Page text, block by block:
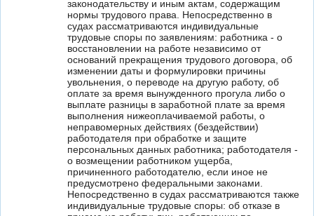
законодательству и иным актам, содержащим
нормы трудового права. Непосредственно в
судах рассматриваются индивидуальные
трудовые споры по заявлениям: работника - о
восстановлении на работе независимо от
оснований прекращения трудового договора, об
изменении даты и формулировки причины
увольнения, о переводе на другую работу, об
оплате за время вынужденного прогула либо о
выплате разницы в заработной плате за время
выполнения нижеоплачиваемой работы, о
неправомерных действиях (бездействии)
работодателя при обработке и защите
персональных данных работника; работодателя -
о возмещении работником ущерба,
причиненного работодателю, если иное не
предусмотрено федеральными законами.
Непосредственно в судах рассматриваются также
индивидуальные трудовые споры: об отказе в